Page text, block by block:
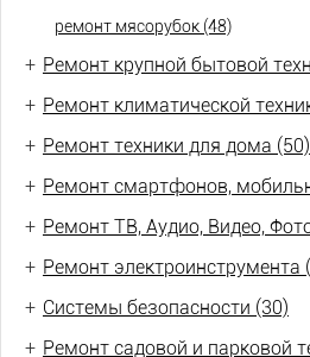
ремонт мясорубок (48)
+ Ремонт крупной бытовой
+ Ремонт климатической
+ Ремонт техники для дома (50)
+ Ремонт смартфонов,
+ Ремонт ТВ, Аудио, Видео,
+ Ремонт электроинструмента
+ Системы безопасности (30)
+ Ремонт садовой и парковой